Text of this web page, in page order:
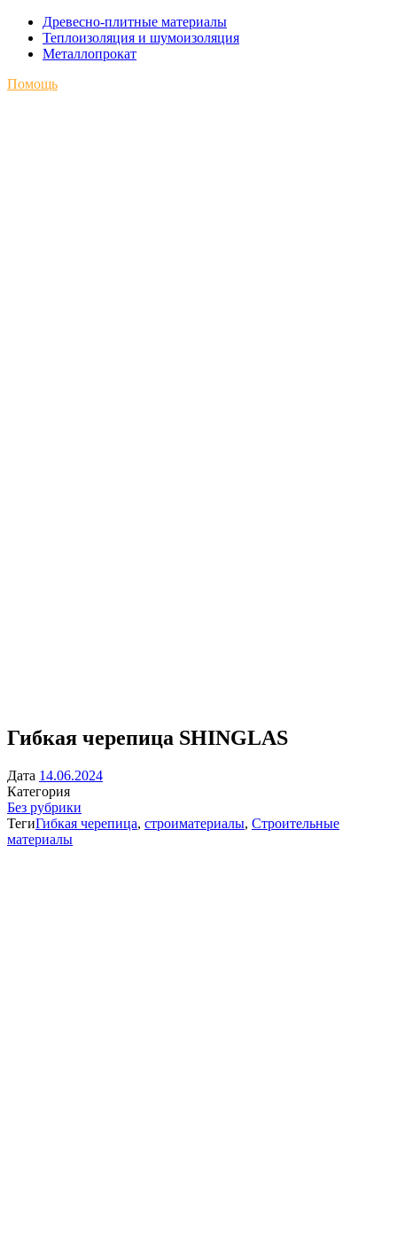
Древесно-плитные материалы
Теплоизоляция и шумоизоляция
Металлопрокат
Помощь
Гибкая черепица SHINGLAS
Дата 14.06.2024
Категория
Без рубрики
ТегиГибкая черепица, строиматериалы, Строительные
материалы